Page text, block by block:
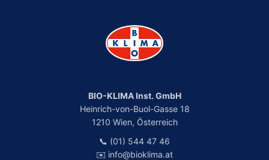
BIO-KLIMA Inst. GmbH
Heinrich-von-Buol-Gasse 18
1210 Wien, Österreich
📞 (01) 544 47 46
✉️ info@bioklima.at